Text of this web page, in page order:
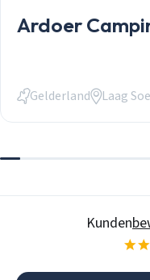
Ardoer
Gelderland Laag
Kunden
Login
Zur Suche